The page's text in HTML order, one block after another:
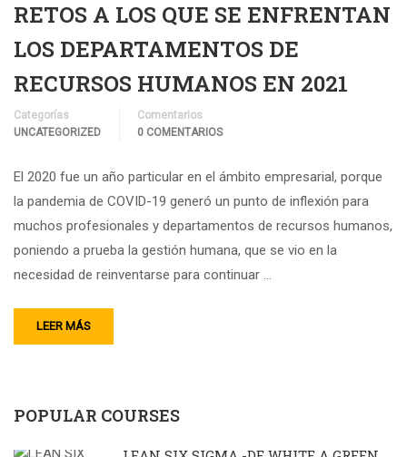
RETOS A LOS QUE SE ENFRENTAN
LOS DEPARTAMENTOS DE
RECURSOS HUMANOS EN 2021
Categorías
UNCATEGORIZED
Comentarios
0 COMENTARIOS
El 2020 fue un año particular en el ámbito empresarial, porque
la pandemia de COVID-19 generó un punto de inflexión para
muchos profesionales y departamentos de recursos humanos,
poniendo a prueba la gestión humana, que se vio en la
necesidad de reinventarse para continuar …
LEER MÁS
POPULAR COURSES